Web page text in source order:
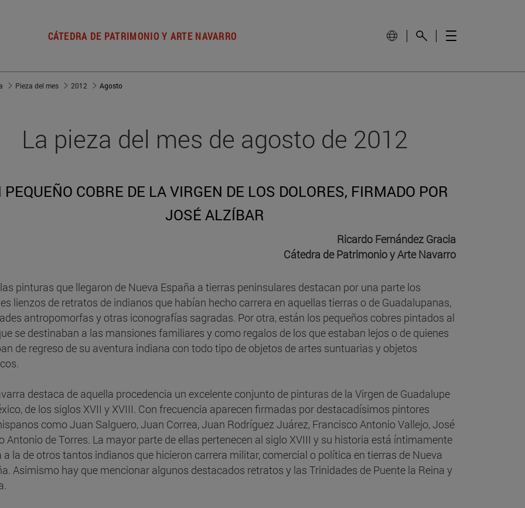
CÁTEDRA DE PATRIMONIO Y ARTE NAVARRO
Pieza del mes 2012 Agosto
La pieza del mes de agosto de 2012
PEQUEÑO COBRE DE LA VIRGEN DE LOS DOLORES, FIRMADO POR
JOSÉ ALZÍBAR
Ricardo Fernández Gracia
Cátedra de Patrimonio y Arte Navarro
pinturas que llegaron de Nueva España a tierras peninsulares destacan por una parte los
lienzos de retratos de indianos que habían hecho carrera en aquellas tierras o de Guadalupanas,
antropomorfas y otras iconografías sagradas. Por otra, están los pequeños cobres pintados al
se destinaban a las mansiones familiares y como regalos de los que estaban lejos o de quienes
de regreso de su aventura indiana con todo tipo de objetos de artes suntuarias y objetos
destaca de aquella procedencia un excelente conjunto de pinturas de la Virgen de Guadalupe
de los siglos XVII y XVIII. Con frecuencia aparecen firmadas por destacadísimos pintores
como Juan Salguero, Juan Correa, Juan Rodríguez Juárez, Francisco Antonio Vallejo, José
Antonio de Torres. La mayor parte de ellas pertenecen al siglo XVIII y su historia está íntimamente
a la de otros tantos indianos que hicieron carrera militar, comercial o política en tierras de Nueva
Asimismo hay que mencionar algunos destacados retratos y las Trinidades de Puente la Reina y